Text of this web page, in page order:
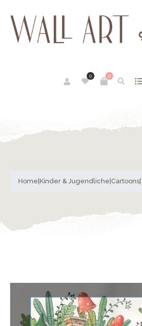
0
0
Home Kinder & Jugendliche Cartoons